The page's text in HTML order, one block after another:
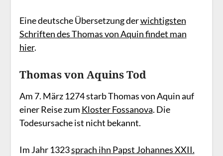
Eine deutsche Übersetzung derwichtigsten
Schriften des Thomas von Aquin findet man
hier.
Thomas von Aquins Tod
Am 7. März 1274 starb Thomas von Aquin auf
einer Reise zum Kloster Fossanova. Die
Todesursache ist nicht bekannt.
Im Jahr 1323sprach ihn Papst Johannes XXII.